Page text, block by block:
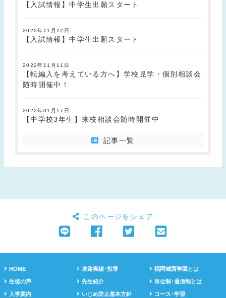
【入試情報】中学生出願スタート
2022年11月22日
【入試情報】中学生出願スタート
2022年11月11日
【転編入を考えている方へ】学校見学・個別相談会
随時開催中！
2022年01月17日
【中学校3年生】来校相談会随時開催中
記事一覧
このページをシェア
HOME 進路実績･指導 福岡城西学園とは
生徒の声 先生紹介 単位制･通信制とは
入学案内 いじめ防止基本方針 コース･学習